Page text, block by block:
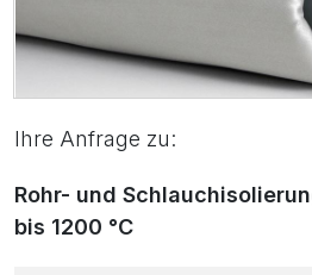
Ihre Anfrage zu:
Rohr- und
bis 1200 °C